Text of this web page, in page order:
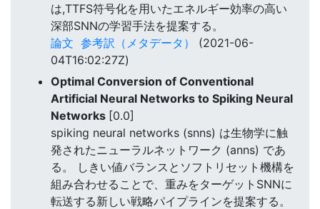
は,TTFS符号化を用いたエネルギー効率の高い
深部SNNの学習手法を提案する。
論文 参考訳（メタデータ）
(2021-06-
04T16:02:27Z)
Optimal Conversion of Conventional
Artificial Neural Networks to Spiking Neural
Networks [0.0]
spiking neural networks (snns) は生物学に触
発されたニューラルネットワーク (anns) であ
る。 しきい値バランスとソフトリセット機構を
組み合わせることで、重みをターゲットSNNに
転送する新しい戦略パイプラインを提案する。